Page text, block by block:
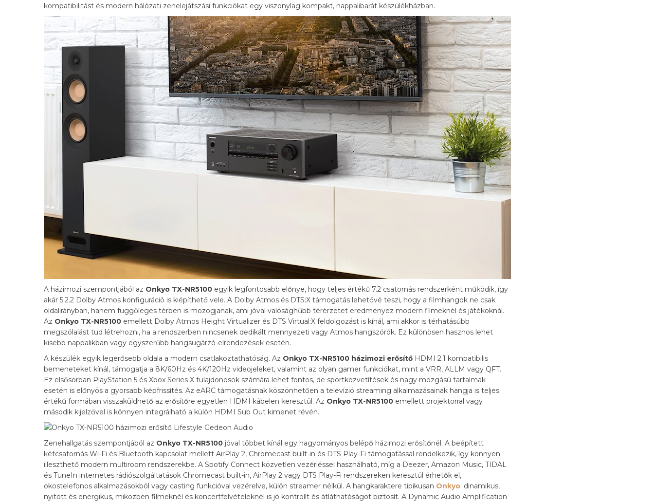
kompatibilitást és modern hálózati zenelejátszási funkciókat egy viszonylag kompakt, nappalibarát készülékházban.
A házimozi szempontjából az Onkyo TX-NR5100 egyik legfontosabb előnye, hogy teljes értékű 7.2 csatornás rendszerként működik, így
akár 5.2.2 Dolby Atmos konfiguráció is kiépíthető vele. A Dolby Atmos és DTS:X támogatás lehetővé teszi, hogy a filmhangok ne csak
oldalirányban, hanem függőleges térben is mozogjanak, ami jóval valósághűbb térérzetet eredményez modern filmeknél és játékoknál.
Az Onkyo TX-NR5100 emellett Dolby Atmos Height Virtualizer és DTS Virtual:X feldolgozást is kínál, ami akkor is térhatásúbb
megszólalást tud létrehozni, ha a rendszerben nincsenek dedikált mennyezeti vagy Atmos hangszórók. Ez különösen hasznos lehet
kisebb nappalikban vagy egyszerűbb hangsugárzó-elrendezések esetén.
A készülék egyik legerősebb oldala a modern csatlakoztathatóság. Az Onkyo TX-NR5100 házimozi erősítő HDMI 2.1 kompatibilis
bemeneteket kínál, támogatja a 8K/60Hz és 4K/120Hz videojeleket, valamint az olyan gamer funkciókat, mint a VRR, ALLM vagy QFT.
Ez elsősorban PlayStation 5 és Xbox Series X tulajdonosok számára lehet fontos, de sportközvetítések és nagy mozgású tartalmak
esetén is előnyös a gyorsabb képfrissítés. Az eARC támogatásnak köszönhetően a televízió streaming alkalmazásainak hangja is teljes
értékű formában visszaküldhető az erősítőre egyetlen HDMI kábelen keresztül. Az Onkyo TX-NR5100 emellett projektorral vagy
második kijelzővel is könnyen integrálható a külön HDMI Sub Out kimenet révén.
Zenehallgatás szempontjából az Onkyo TX-NR5100 jóval többet kínál egy hagyományos belépő házimozi erősítőnél. A beépített
kétcsatornás Wi-Fi és Bluetooth kapcsolat mellett AirPlay 2, Chromecast built-in és DTS Play-Fi támogatással rendelkezik, így könnyen
illeszthető modern multiroom rendszerekbe. A Spotify Connect közvetlen vezérléssel használható, míg a Deezer, Amazon Music, TIDAL
és TuneIn internetes rádiószolgáltatások Chromecast built-in, AirPlay 2 vagy DTS Play-Fi rendszereken keresztül érhetők el,
okostelefonos alkalmazásokból vagy casting funkcióval vezérelve, külön streamer nélkül. A hangkaraktere tipikusan Onkyo: dinamikus,
nyitott és energikus, miközben filmeknél és koncertfelvételeknél is jó kontrollt és átláthatóságot biztosít. A Dynamic Audio Amplification